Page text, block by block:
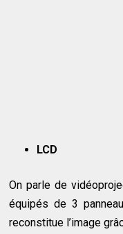
LCD
On parle de
équipés de 3
reconstitue l’image